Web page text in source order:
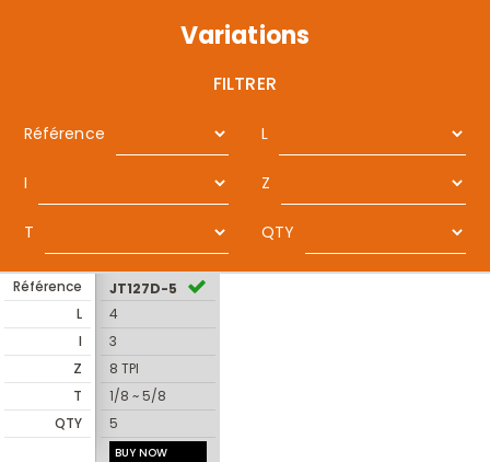
Variations
FILTRER
Référence L
I Z
T QTY
Référence
L
I
Z
T
QTY
JT127D-5
4
3
8 TPI
1/8 ~ 5/8
5
BUY NOW